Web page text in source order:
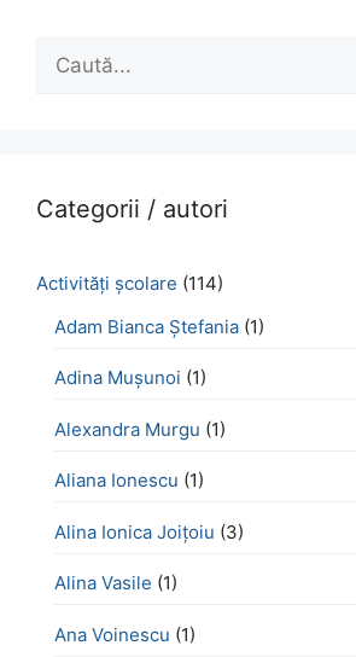
Caută
Categorii / autori
Activităţi şcolare (114)
Adam Bianca Ștefania (1)
Adina Mușunoi (1)
Alexandra Murgu (1)
Aliana Ionescu (1)
Alina Ionica Joițoiu (3)
Alina Vasile (1)
Ana Voinescu (1)